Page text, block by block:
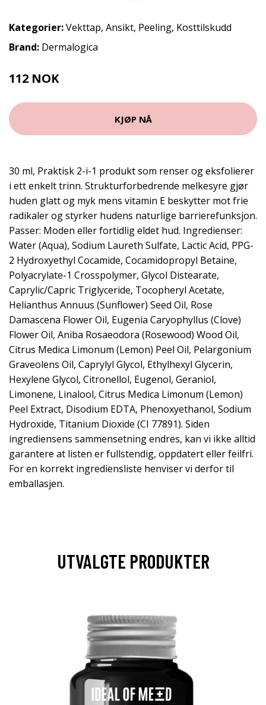
Kategorier:Vekttap, Ansikt, Peeling, Kosttilskudd
Brand: Dermalogica
112 NOK
KJØP NÅ
30 ml, Praktisk 2-i-1 produkt som renser og eksfolierer
i ett enkelt trinn. Strukturforbedrende melkesyre gjør
huden glatt og myk mens vitamin E beskytter mot frie
radikaler og styrker hudens naturlige barrierefunksjon.
Passer: Moden eller fortidlig eldet hud. Ingredienser:
Water (Aqua), Sodium Laureth Sulfate, Lactic Acid, PPG-
2 Hydroxyethyl Cocamide, Cocamidopropyl Betaine,
Polyacrylate-1 Crosspolymer, Glycol Distearate,
Caprylic/Capric Triglyceride, Tocopheryl Acetate,
Helianthus Annuus (Sunflower) Seed Oil, Rose
Damascena Flower Oil, Eugenia Caryophyllus (Clove)
Flower Oil, Aniba Rosaeodora (Rosewood) Wood Oil,
Citrus Medica Limonum (Lemon) Peel Oil, Pelargonium
Graveolens Oil, Caprylyl Glycol, Ethylhexyl Glycerin,
Hexylene Glycol, Citronellol, Eugenol, Geraniol,
Limonene, Linalool, Citrus Medica Limonum (Lemon)
Peel Extract, Disodium EDTA, Phenoxyethanol, Sodium
Hydroxide, Titanium Dioxide (CI 77891). Siden
ingrediensens sammensetning endres, kan vi ikke alltid
garantere at listen er fullstendig, oppdatert eller feilfri.
For en korrekt ingrediensliste henviser vi derfor til
emballasjen.
UTVALGTE PRODUKTER